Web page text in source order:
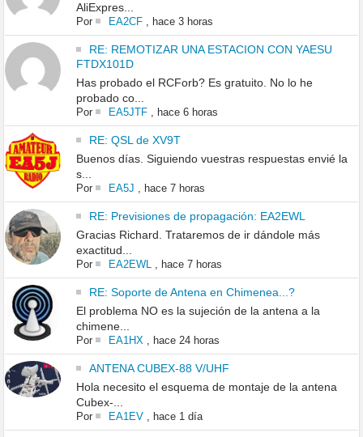
AliExpres...
Por EA2CF, hace 3 horas
RE: REMOTIZAR UNA ESTACION CON YAESU
FTDX101D
Has probado el RCForb? Es gratuito. No lo he
probado co...
Por EA5JTF, hace 6 horas
RE: QSL de XV9T
Buenos días. Siguiendo vuestras respuestas envié la
s...
Por EA5J , hace 7 horas
RE: Previsiones de propagación: EA2EWL
Gracias Richard. Trataremos de ir dándole más
exactitud...
Por EA2EWL, hace 7 horas
RE: Soporte de Antena en Chimenea...?
El problema NO es la sujeción de la antena a la
chimene...
Por EA1HX, hace 24 horas
ANTENA CUBEX-88 V/UHF
Hola necesito el esquema de montaje de la antena
Cubex-...
Por EA1EV, hace 1 día